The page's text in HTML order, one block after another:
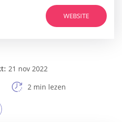
WEBSITE
21 nov 2022
2 min lezen